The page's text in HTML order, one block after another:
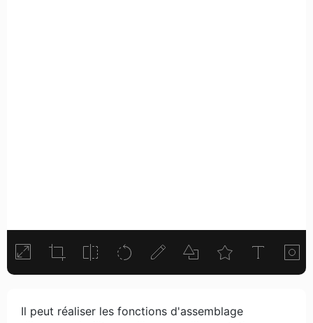
Il peut réaliser les fonctions d'assemblage